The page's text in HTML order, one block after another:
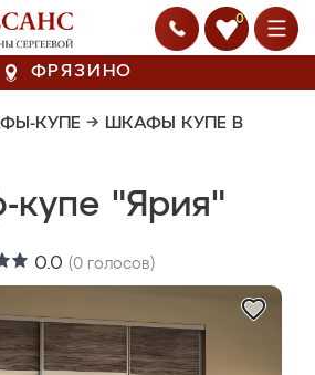
0
ФРЯЗИНО
КУПЕ → ШКАФЫ КУПЕ В
купе "Ярия"
0.0 (0 голосов)